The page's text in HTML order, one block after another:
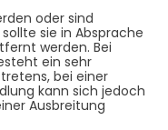
oder sind
sie in Absprache
werden. Bei
ein sehr
bei einer
kann sich jedoch
Ausbreitung